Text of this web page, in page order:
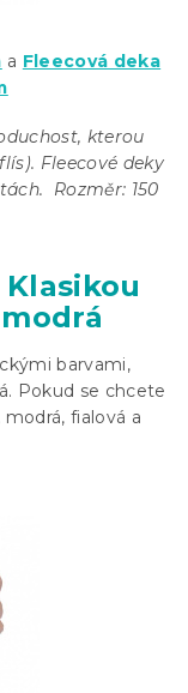
a Fleecová deka
kterou
Fleecové deky
Rozměr: 150
barvami,
Pokud se chcete
fialová a